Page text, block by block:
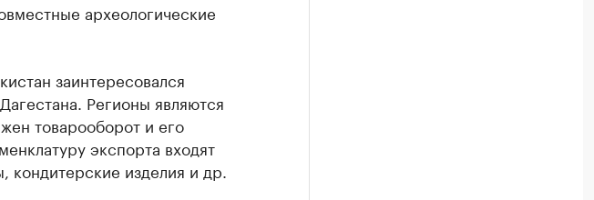
археологические
заинтересовался
Регионы являются
товарооборот и его
экспорта входят
кондитерские изделия и др.